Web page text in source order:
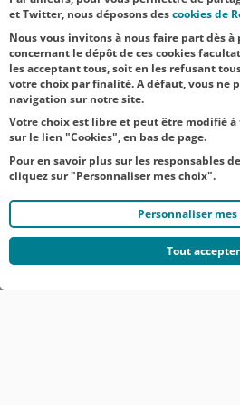
et Twitter, nous déposons descookies de
Nous vous invitons à nous faire part dès à
concernant le dépôt de ces cookies
les acceptant tous, soit en les refusant
votre choix par finalité. A défaut, vous ne
navigation sur notre site.
Votre choix est libre et peut être modifié
sur le lien "Cookies", en bas de page.
Pour en savoir plus sur les responsables
cliquez sur "Personnaliser mes choix".
Personnaliser
Tout accepter